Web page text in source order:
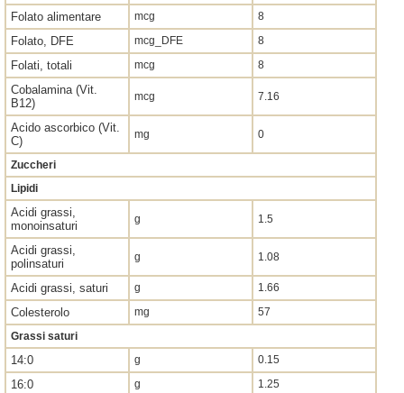
Folato alimentare mcg 8
Folato, DFE mcg_DFE 8
Folati, totali mcg 8
Cobalamina (Vit.
B12)
mcg 7.16
Acido ascorbico (Vit.
C)
mg 0
Zuccheri
Lipidi
Acidi grassi,
monoinsaturi
g 1.5
Acidi grassi,
polinsaturi
g 1.08
Acidi grassi, saturi g 1.66
Colesterolo mg
57
Grassi saturi
14:0 g 0.15
16:0 g 1.25